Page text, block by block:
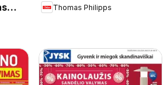
Thomas Philipps